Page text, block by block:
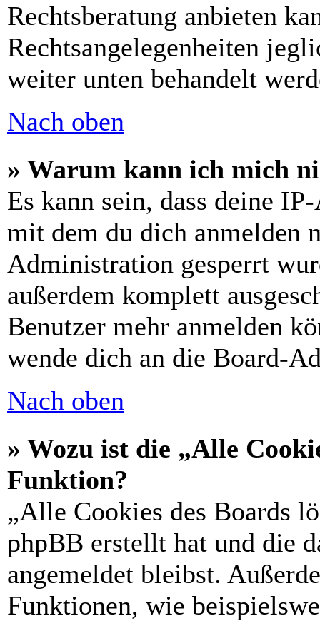
Rechtsberatung anbieten
Rechtsangelegenheiten
weiter unten behandelt
Nach oben
» Warum kann ich mich
Es kann sein, dass deine
mit dem du dich anmelden
Administration gesperrt
außerdem komplett
Benutzer mehr anmelden
wende dich an die Board-
Nach oben
» Wozu ist die „Alle
Funktion?
„Alle Cookies des Boards
phpBB erstellt hat und die
angemeldet bleibst.
Funktionen, wie